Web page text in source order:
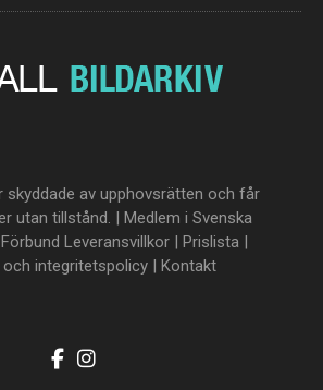
skyddade av upphovsrätten och får
utan tillstånd. | Medlem i Svenska
Leveransvillkor | Prislista |
integritetspolicy | Kontakt